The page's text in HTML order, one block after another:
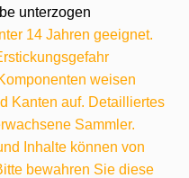
unterzogen
14 Jahren geeignet.
weisen
Kanten auf. Detailliertes
Sammler.
Inhalte können von
bewahren Sie diese